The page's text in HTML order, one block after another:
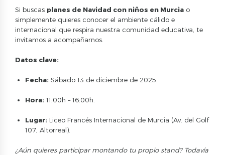
Si buscas planes de Navidad con niños en Murcia o
simplemente quieres conocer el ambiente cálido e
internacional que respira nuestra comunidad educativa, te
invitamos a acompañarnos.
Datos clave:
Fecha: Sábado 13 de diciembre de 2025.
Hora: 11:00h – 16:00h.
Lugar: Liceo Francés Internacional de Murcia (Av. del Golf
107, Altorreal).
¿Aún quieres participar montando tu propio stand? Todavía